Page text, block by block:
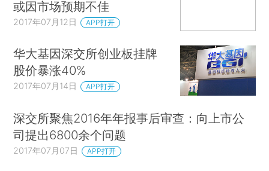
或因市场预期不佳
2017年07月12日 APP打开
华大基因深交所创业板挂牌
股价暴涨40%
2017年07月14日 APP打开
深交所聚焦2016年年报事后审查：向上市公
司提出6800余个问题
2017年07月07日 APP打开